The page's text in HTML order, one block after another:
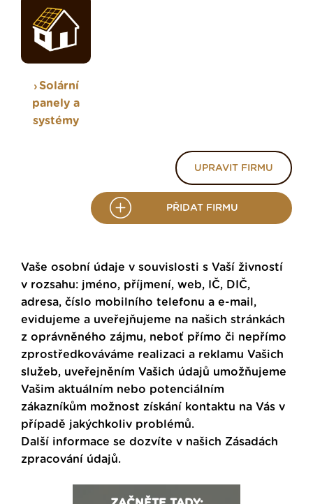
Solární
panely a
systémy
UPRAVIT FIRMU
PŘIDAT FIRMU
Vaše osobní údaje v souvislosti s Vaší živností
v rozsahu: jméno, příjmení, web, IČ, DIČ,
adresa, číslo mobilního telefonu a e-mail,
evidujeme a uveřejňujeme na našich stránkách
z oprávněného zájmu, neboť přímo či nepřímo
zprostředkováváme realizaci a reklamu Vašich
služeb, uveřejněním Vašich údajů umožňujeme
Vašim aktuálním nebo potenciálním
zákazníkům možnost získání kontaktu na Vás v
případě jakýchkoliv problémů.
Další informace se dozvíte v našich Zásadách
zpracování údajů.